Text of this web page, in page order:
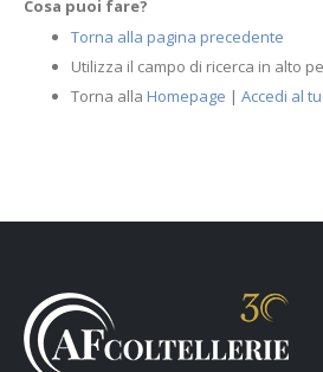
Cosa puoi fare?
Torna alla pagina precedente
Utilizza il campo di ricerca in alto
Torna alla Homepage | Accedi al